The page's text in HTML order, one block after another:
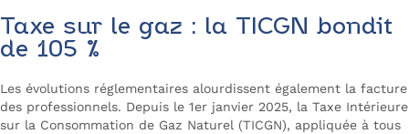
Taxe sur le gaz : la TICGN bondit
de 105 %
Les évolutions réglementaires alourdissent également la facture
des professionnels. Depuis le 1er janvier 2025, la Taxe Intérieure
sur la Consommation de Gaz Naturel (TICGN), appliquée à tous